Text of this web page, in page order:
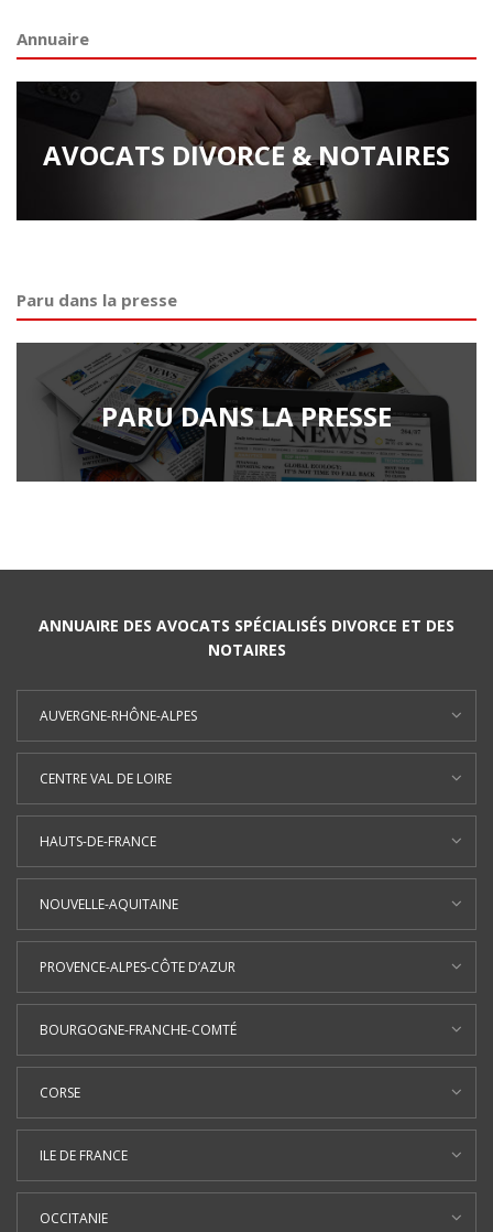
Annuaire
AVOCATS DIVORCE & NOTAIRES
Paru dans la presse
PARU DANS LA PRESSE
ANNUAIRE DES AVOCATS SPÉCIALISÉS DIVORCE ET DES
NOTAIRES
AUVERGNE-RHÔNE-ALPES
CENTRE VAL DE LOIRE
HAUTS-DE-FRANCE
NOUVELLE-AQUITAINE
PROVENCE-ALPES-CÔTE D’AZUR
BOURGOGNE-FRANCHE-COMTÉ
CORSE
ILE DE FRANCE
OCCITANIE